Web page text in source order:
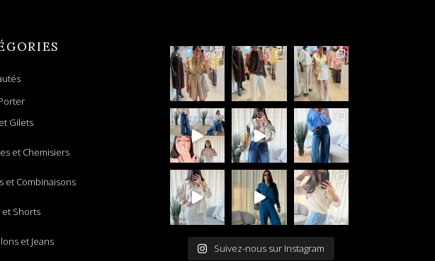
Gilets
et Chemisiers
et Combinaisons
et Shorts
et Jeans
Suivez-nous sur Instagram